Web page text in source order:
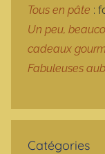
Tous en pâte :
Un peu,
cadeaux
Fabuleuses
Catégories